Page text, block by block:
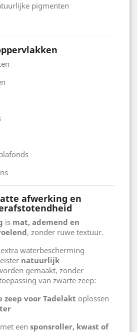
pigmenten
afwerking en
is mat, ademend en
, zonder ruwe textuur.
waterbescherming
natuurlijk
gemaakt, zonder
van zwarte zeep:
zeep voor Tadelakt oplossen
een sponsroller, kwast of